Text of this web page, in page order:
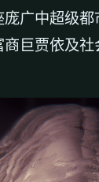
广中超级
巨贾依及